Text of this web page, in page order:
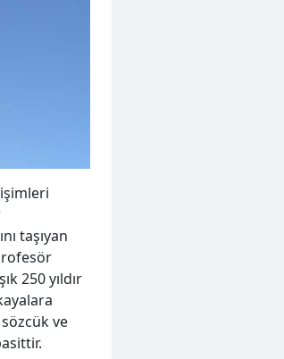
taşıyan
250 yıldır
ve